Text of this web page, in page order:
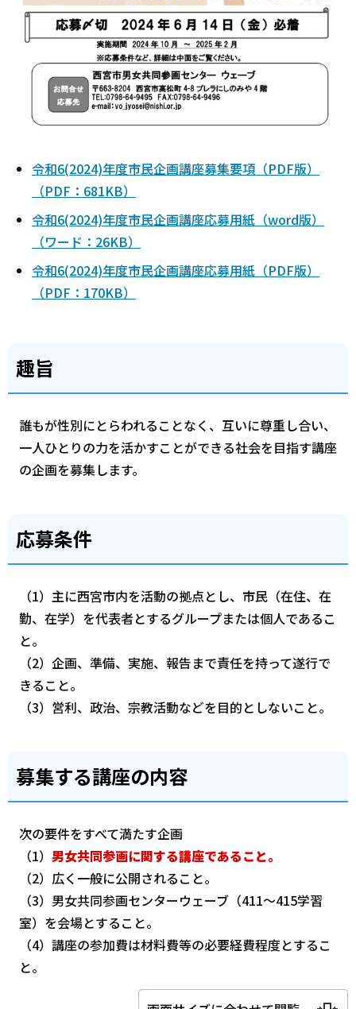
令和6(2024)年度市民企画講座募集要項（PDF版）
（PDF：681KB）
令和6(2024)年度市民企画講座応募用紙（word版）
（ワード：26KB）
令和6(2024)年度市民企画講座応募用紙（PDF版）
（PDF：170KB）
趣旨
誰もが性別にとらわれることなく、互いに尊重し合い、
一人ひとりの力を活かすことができる社会を目指す講座
の企画を募集します。
応募条件
（1）主に西宮市内を活動の拠点とし、市民（在住、在
勤、在学）を代表者とするグループまたは個人であるこ
と。
（2）企画、準備、実施、報告まで責任を持って遂行で
きること。
（3）営利、政治、宗教活動などを目的としないこと。
募集する講座の内容
次の要件をすべて満たす企画
（1） 男女共同参画に関する講座であること。
（2）広く一般に公開されること。
（3）男女共同参画センターウェーブ（411～415学習
室）を会場とすること。
（4）講座の参加費は材料費等の必要経費程度とするこ
と。